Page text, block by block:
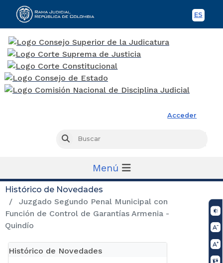
ES
Acceder
Buscar
Menú
Histórico de Novedades
Juzgado Segundo Penal Municipal con
Función de Control de Garantías Armenia -
Quindío
Histórico de Novedades